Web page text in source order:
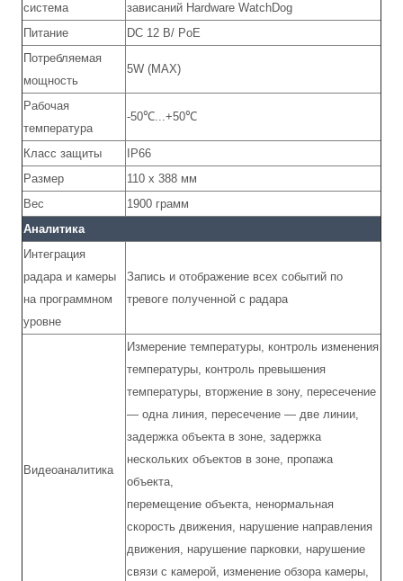
система
зависаний Hardware WatchDog
Питание
DC 12 В/ PoE
Потребляемая
мощность
5W (MAX)
Рабочая
температура
-50℃...+50℃
Класс защиты
IP66
Размер
110 х 388 мм
Вес
1900 грамм
Аналитика
Интеграция
радара и камеры
на программном
уровне
Запись и отображение всех событий по
тревоге полученной с радара
Видеоаналитика
Измерение температуры, контроль изменения
температуры, контроль превышения
температуры, вторжение в зону, пересечение
— одна линия, пересечение — две линии,
задержка объекта в зоне, задержка
нескольких объектов в зоне, пропажа
объекта,
перемещение объекта, ненормальная
скорость движения, нарушение направления
движения, нарушение парковки, нарушение
связи с камерой, изменение обзора камеры,